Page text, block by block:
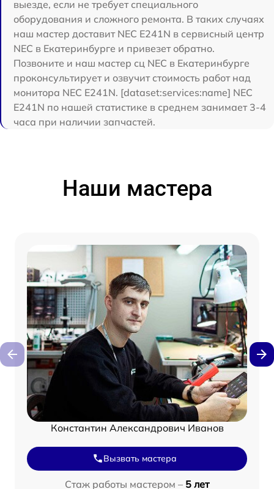
выезде, если не требует специального
оборудования и сложного ремонта. В таких случаях
наш мастер доставит NEC E241N в сервисный центр
NEC в Екатеринбурге и привезет обратно.
Позвоните и наш мастер сц NEC в Екатеринбурге
проконсультирует и озвучит стоимость работ над
монитора NEC E241N. [dataset:services:name] NEC
E241N по нашей статистике в среднем занимает 3-4
часа при наличии запчастей.
Наши мастера
Константин Александрович Иванов
Вызвать мастера
Стаж работы мастером – 5 лет